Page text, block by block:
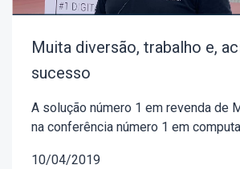
Muita diversão, trabalho e,
sucesso
A solução número 1 em revenda de
na conferência número 1 em
10/04/2019